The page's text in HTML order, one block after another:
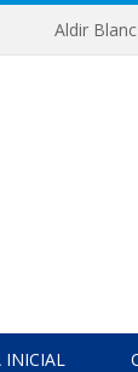
Aldir
INICIAL